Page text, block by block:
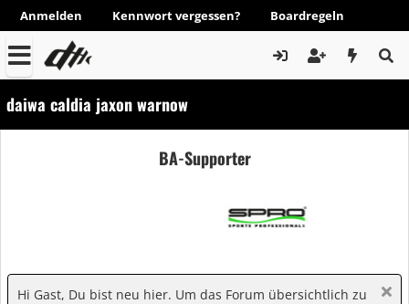
Anmelden Kennwort vergessen? Boardregeln
daiwa caldia jaxon warnow
BA-Supporter
Hi Gast, Du bist neu hier. Um das Forum übersichtlich zu